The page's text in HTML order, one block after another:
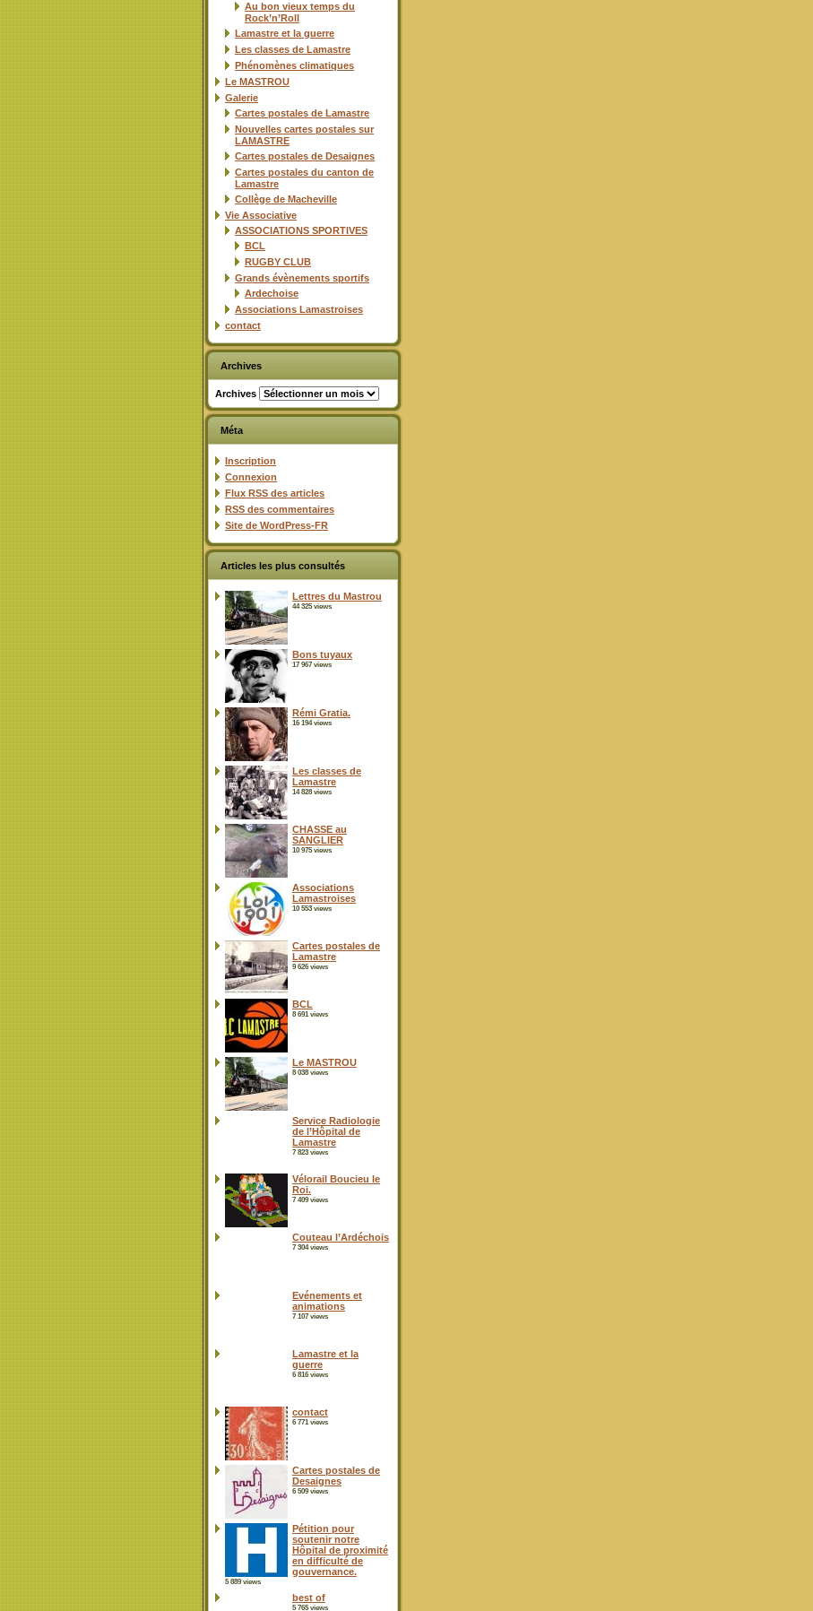
Au bon vieux temps du
Rock’n’Roll
Lamastre et la guerre
Les classes de Lamastre
Phénomènes climatiques
Le MASTROU
Galerie
Cartes postales de Lamastre
Nouvelles cartes postales sur
LAMASTRE
Cartes postales de Desaignes
Cartes postales du canton de
Lamastre
Collège de Macheville
Vie Associative
ASSOCIATIONS SPORTIVES
BCL
RUGBY CLUB
Grands évènements sportifs
Ardechoise
Associations Lamastroises
contact
Archives
Archives
Méta
Inscription
Connexion
Flux RSS des articles
RSS des commentaires
Site de WordPress-FR
Articles les plus consultés
Lettres du Mastrou
44 325 views
Bons tuyaux
17 967 views
Rémi Gratia.
16 194 views
Les classes de
Lamastre
14 828 views
CHASSE au
SANGLIER
10 975 views
Associations
Lamastroises
10 553 views
Cartes postales de
Lamastre
9 626 views
BCL
8 691 views
Le MASTROU
8 038 views
Service Radiologie
de l’Hôpital de
Lamastre
7 823 views
Vélorail Boucieu le
Roi.
7 409 views
Couteau l’Ardéchois
7 304 views
Evénements et
animations
7 107 views
Lamastre et la
guerre
6 816 views
contact
6 771 views
Cartes postales de
Desaignes
6 509 views
Pétition pour
soutenir notre
Hôpital de proximité
en difficulté de
gouvernance.
5 889 views
best of
5 765 views